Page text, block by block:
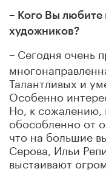
– Кого Вы любите
художников?
– Сегодня очень
Талантливых и
Особенно
Но, к сожалению,
обособленно от
что на большие
Серова, Ильи
выстаивают